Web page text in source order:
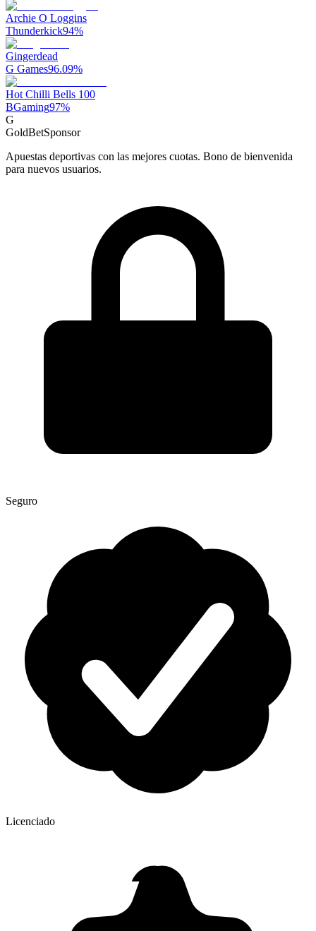
Archie O Loggins
Thunderkick94%
Gingerdead
G Games96.09%
Hot Chilli Bells 100
BGaming97%
G
GoldBetSponsor
Apuestas deportivas con las mejores cuotas. Bono de bienvenida
para nuevos usuarios.
Seguro
Licenciado